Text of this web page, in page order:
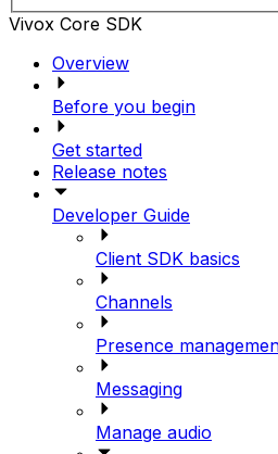
Vivox Core SDK
Overview
Before you begin
Get started
Release notes
Developer Guide
Client SDK basics
Channels
Presence
Messaging
Manage audio